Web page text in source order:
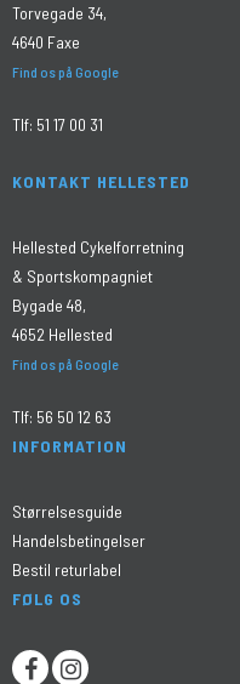
Torvegade 34,
4640 Faxe
Find os på Google
Tlf: 51 17 00 31
KONTAKT HELLESTED
Hellested Cykelforretning
& Sportskompagniet
Bygade 48,
4652 Hellested
Find os på Google
Tlf: 56 50 12 63
INFORMATION
Størrelsesguide
Handelsbetingelser
Bestil returlabel
FØLG OS